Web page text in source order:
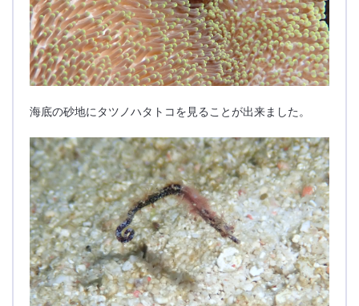
海底の砂地にタツノハタトコを見ることが出来ました。